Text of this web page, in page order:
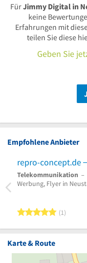
FürJimmy Digital in
keine
Erfahrungen mit
teilen Sie diese
Geben Sie
Empfohlene Anbieter
repro-concept.de
Telekommunikation –
Werbung, Flyer in
5 von 5
1
Karte & Route